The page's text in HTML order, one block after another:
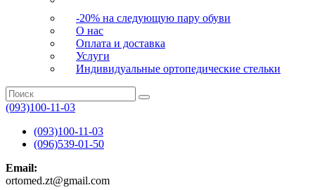
-20% на следующую пару обуви
О нас
Оплата и доставка
Услуги
Индивидуальные ортопедические стельки
(093)100-11-03
(093)100-11-03
(096)539-01-50
Email:
ortomed.zt@gmail.com